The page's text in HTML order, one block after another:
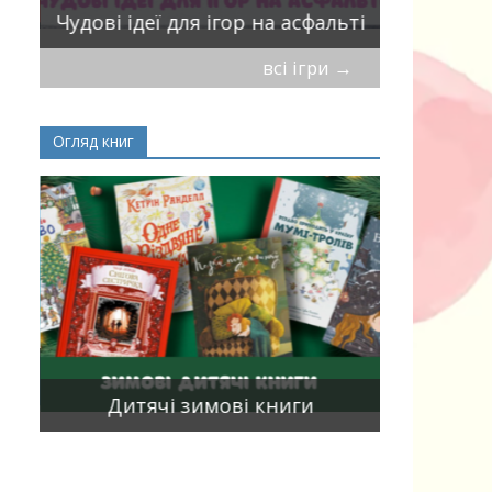
Чудові ідеї для ігор на асфальті
всі ігри →
Огляд книг
Дитячі зимові книги